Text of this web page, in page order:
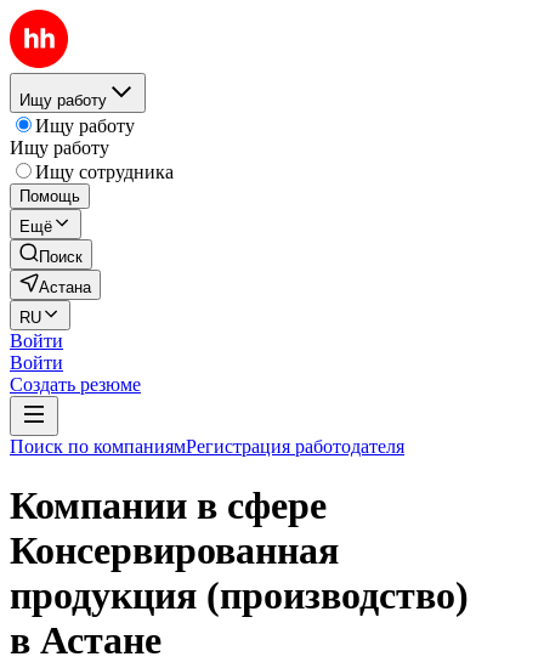
Ищу работу
Ищу работу
Ищу работу
Ищу сотрудника
Помощь
Ещё
Поиск
Астана
RU
Войти
Войти
Создать резюме
Поиск по компаниямРегистрация работодателя
Компании в сфере
Консервированная
продукция (производство)
в Астане